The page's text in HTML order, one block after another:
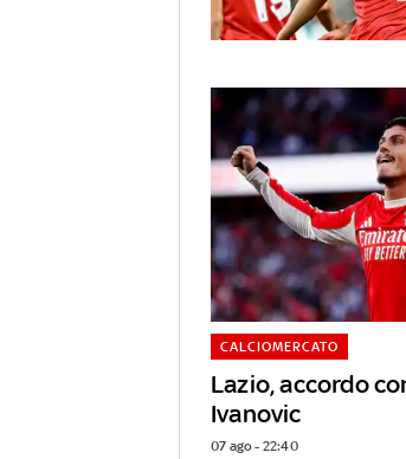
Lazio, accordo
Ivanovic
CALCIOMERCATO
07 ago - 22:40